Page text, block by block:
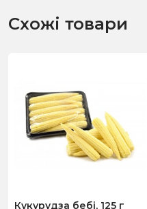
Схожі товари
Кукурудза бебі, 125 г